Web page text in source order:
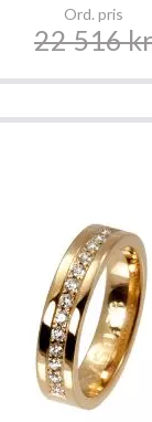
Ord. pris
22 516 kr